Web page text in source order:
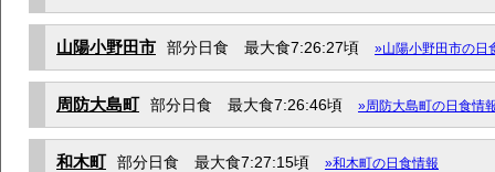
山陽小野田市 部分日食 最大食7:26:27頃 »山陽小野田市の日
周防大島町 部分日食 最大食7:26:46頃 »周防大島町の日食情
和木町 部分日食 最大食7:27:15頃 »和木町の日食情報